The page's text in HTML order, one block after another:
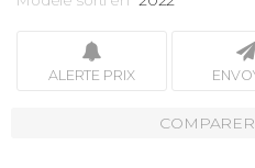
ALERTE PRIX